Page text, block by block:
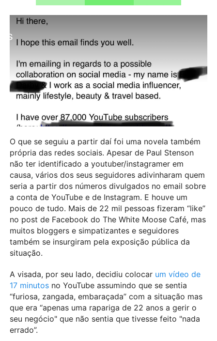
O que se seguiu a partir daí foi uma novela também
própria das redes sociais. Apesar de Paul Stenson
não ter identificado a youtuber/instagramer em
causa, vários dos seus seguidores adivinharam quem
seria a partir dos números divulgados no email sobre
a conta de YouTube e de Instagram. E houve um
pouco de tudo. Mais de 22 mil pessoas fizeram “like”
no post de Facebook do The White Moose Café, mas
muitos bloggers e simpatizantes e seguidores
também se insurgiram pela exposição pública da
situação.
A visada, por seu lado, decidiu colocar um vídeo de
17 minutos no YouTube assumindo que se sentia
“furiosa, zangada, embaraçada” com a situação mas
que era “apenas uma rapariga de 22 anos a gerir o
seu negócio" que não sentia que tivesse feito "nada
errado”.